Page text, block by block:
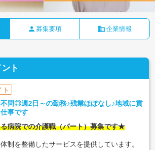
person 募集要項 business 企業情報
ト
問◎週2日～の勤務♪残業ほぼなし♪地域に貢
事です
病院での介護職（パート）募集です★
制を整備したサービスを提供しています。